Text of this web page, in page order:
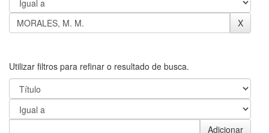
Utilizar filtros para refinar o resultado de busca.